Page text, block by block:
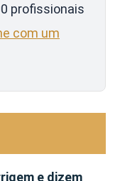
profissionais
com um
e dizem